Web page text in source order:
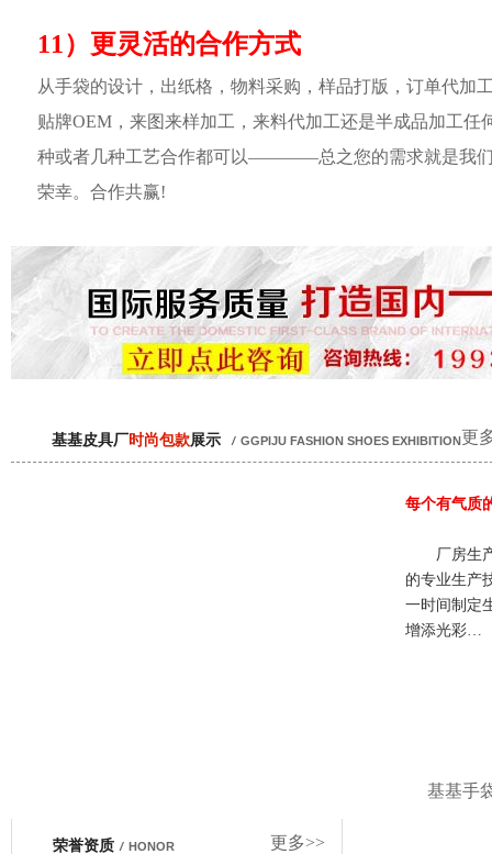
11）更灵活的合作方式
从手袋的设计，出纸格，物料采购，样品打版，订单代加
贴牌OEM，来图来样加工，来料代加工还是半成品加工任
种或者几种工艺合作都可以————总之您的需求就是我
荣幸。合作共赢!
更
基基皮具厂时尚包款展示 / GGPIJU FASHION SHOES EXHIBITION
每个有气质
厂房生
的专业生产
一时间制定
增添光彩…
基基手
更多>>
荣誉资质 / HONOR